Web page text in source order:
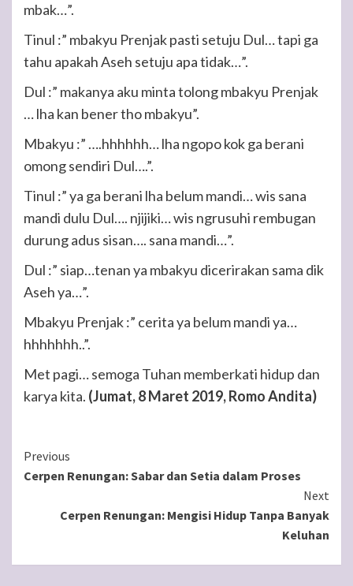
mbak…”.
Tinul :” mbakyu Prenjak pasti setuju Dul… tapi ga
tahu apakah Aseh setuju apa tidak…”.
Dul :” makanya aku minta tolong mbakyu Prenjak
… lha kan bener tho mbakyu”.
Mbakyu :” ….hhhhhh… lha ngopo kok ga berani
omong sendiri Dul….”.
Tinul :” ya ga berani lha belum mandi… wis sana
mandi dulu Dul…. njijiki… wis ngrusuhi rembugan
durung adus sisan…. sana mandi…”.
Dul :” siap…tenan ya mbakyu dicerirakan sama dik
Aseh ya…”.
Mbakyu Prenjak :” cerita ya belum mandi ya…
hhhhhhh..”.
Met pagi… semoga Tuhan memberkati hidup dan
karya kita. (Jumat, 8 Maret 2019, Romo Andita)
Continue
Reading
Previous
Cerpen Renungan: Sabar dan Setia dalam Proses
Next
Cerpen Renungan: Mengisi Hidup Tanpa Banyak
Keluhan